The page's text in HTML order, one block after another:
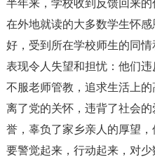
半年来，学校收到反馈回来
在外地就读的大多数学生怀
好，受到所在学校师生的同
表现令人失望和担忧：他们
不服老师管教，追求生活上
离了党的关怀，违背了社会
誉，辜负了家乡亲人的厚望
要警觉起来，行动起来，对